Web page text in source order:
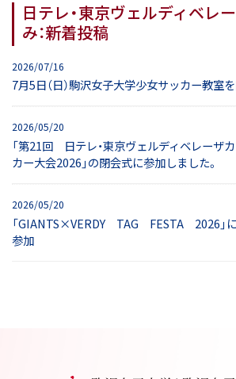
日テレ・東京ヴェルディベレ
み：新着投稿
2026/07/16
7月5日（日）駒沢女子大学少女サッカー教室
2026/05/20
「第21回 日テレ・東京ヴェルディベレーザ
カー大会2026」の閉会式に参加しました。
2026/05/20
「GIANTS×VERDY TAG FESTA 2026」
参加